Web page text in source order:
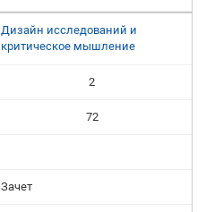
Дизайн исследований и
критическое мышление
2
72
Зачет